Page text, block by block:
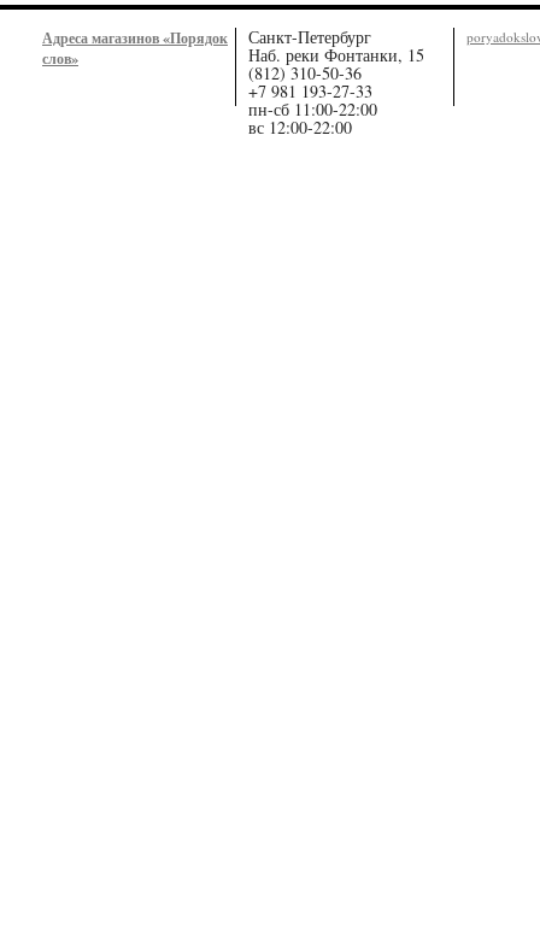
Адреса магазинов «Порядок
слов»
Санкт-Петербург
Наб. реки Фонтанки, 15
(812) 310-50-36
+7 981 193-27-33
пн-сб 11:00-22:00
вс 12:00-22:00